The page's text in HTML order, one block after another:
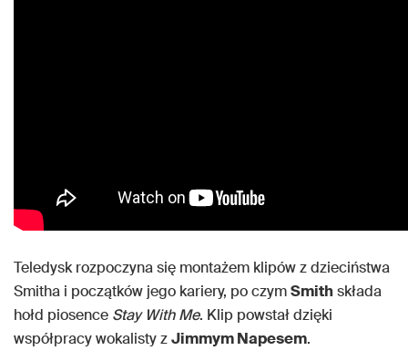
Teledysk rozpoczyna się montażem klipów z dzieciństwa
Smitha i początków jego kariery, po czymSmithskłada
hołd piosence Stay With Me. Klip powstał dzięki
współpracy wokalisty zJimmym Napesem.